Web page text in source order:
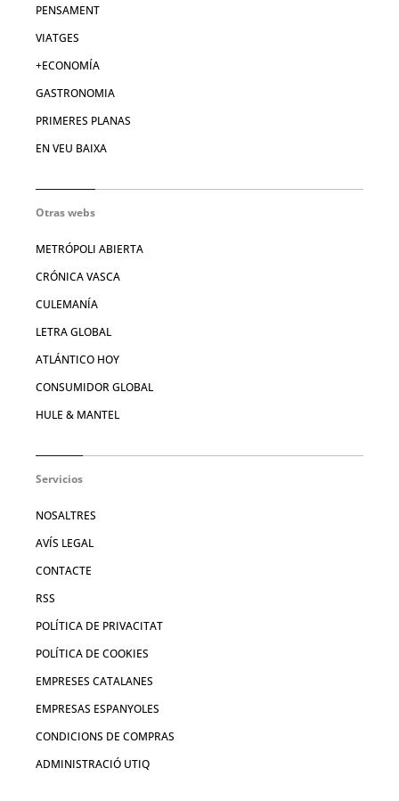
PENSAMENT
VIATGES
+ECONOMÍA
GASTRONOMIA
PRIMERES PLANAS
EN VEU BAIXA
Otras webs
METRÓPOLI ABIERTA
CRÓNICA VASCA
CULEMANÍA
LETRA GLOBAL
ATLÁNTICO HOY
CONSUMIDOR GLOBAL
HULE & MANTEL
Servicios
NOSALTRES
AVÍS LEGAL
CONTACTE
RSS
POLÍTICA DE PRIVACITAT
POLÍTICA DE COOKIES
EMPRESES CATALANES
EMPRESAS ESPANYOLES
CONDICIONS DE COMPRAS
ADMINISTRACIÓ UTIQ